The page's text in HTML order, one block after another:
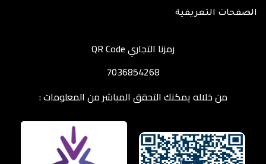
الصفحات التعريفية
رمزنا التجاري QR Code
7036854268
من خلاله يمكنك التحقق المباشر من المعلومات :